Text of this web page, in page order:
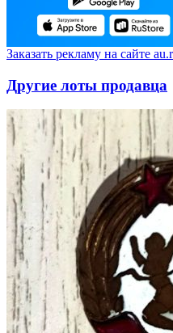
Заказать рекламу на сайте
Другие лоты продавца